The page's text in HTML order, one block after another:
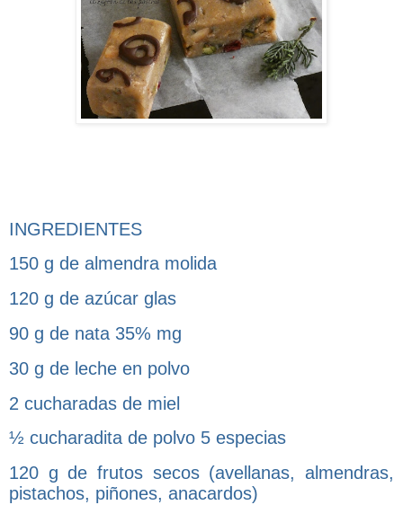
INGREDIENTES
150 g de almendra molida
120 g de azúcar glas
90 g de nata 35% mg
30 g de leche en polvo
2 cucharadas de miel
½ cucharadita de polvo 5 especias
120 g de frutos secos (avellanas, almendras,
pistachos, piñones, anacardos)